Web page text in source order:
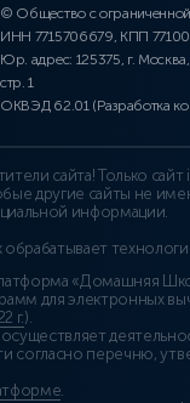
© Общество с
ИНН 7715706679, КПП
Юр. адрес: 125375, г.
стр. 1
ОКВЭД 62.01 (Разработка
сайта! Только
другие сайты не
информации.
«Домашняя
для электронных
г.).
согласно перечню,
.